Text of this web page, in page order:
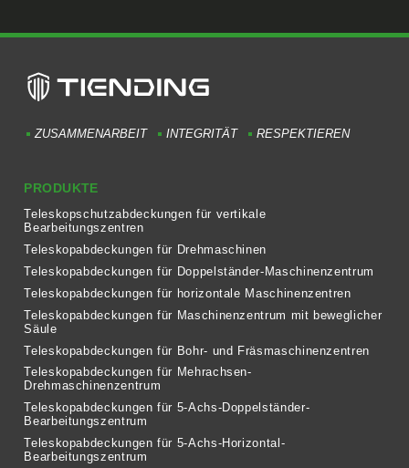
ZUSAMMENARBEIT INTEGRITÄT RESPEKTIEREN
PRODUKTE
Teleskopschutzabdeckungen für vertikale
Bearbeitungszentren
Teleskopabdeckungen für Drehmaschinen
Teleskopabdeckungen für Doppelständer-Maschinenzentrum
Teleskopabdeckungen für horizontale Maschinenzentren
Teleskopabdeckungen für Maschinenzentrum mit beweglicher
Säule
Teleskopabdeckungen für Bohr- und Fräsmaschinenzentren
Teleskopabdeckungen für Mehrachsen-
Drehmaschinenzentrum
Teleskopabdeckungen für 5-Achs-Doppelständer-
Bearbeitungszentrum
Teleskopabdeckungen für 5-Achs-Horizontal-
Bearbeitungszentrum